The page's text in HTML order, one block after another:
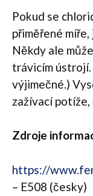
Pokud se
přiměřené
Někdy ale
trávicím ústrojí.
výjimečné.)
zažívací potíže,
Zdroje
https://
– E508 (česky)